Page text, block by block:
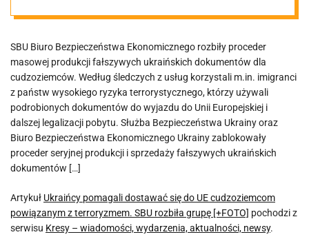
cudzoziemcom
powiązanym z
terroryzmem.
SBU rozbiła
grupę [+FOTO]
SBU Biuro Bezpieczeństwa Ekonomicznego rozbiły proceder
masowej produkcji fałszywych ukraińskich dokumentów dla
cudzoziemców. Według śledczych z usług korzystali m.in. imigranci
z państw wysokiego ryzyka terrorystycznego, którzy używali
podrobionych dokumentów do wyjazdu do Unii Europejskiej i
dalszej legalizacji pobytu. Służba Bezpieczeństwa Ukrainy oraz
Biuro Bezpieczeństwa Ekonomicznego Ukrainy zablokowały
proceder seryjnej produkcji i sprzedaży fałszywych ukraińskich
dokumentów […]
Artykuł Ukraińcy pomagali dostawać się do UE cudzoziemcom
powiązanym z terroryzmem. SBU rozbiła grupę [+FOTO] pochodzi z
serwisu Kresy – wiadomości, wydarzenia, aktualności, newsy.